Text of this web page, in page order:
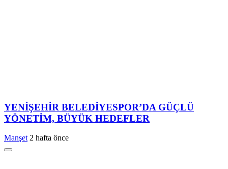
YENİŞEHİR BELEDİYESPOR’DA GÜÇLÜ
YÖNETİM, BÜYÜK HEDEFLER
Manşet 2 hafta önce